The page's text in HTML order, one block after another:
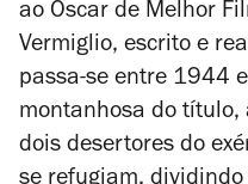
ao Óscar de Melhor
Vermiglio, escrito e
passa-se entre 1944
montanhosa do
dois desertores do